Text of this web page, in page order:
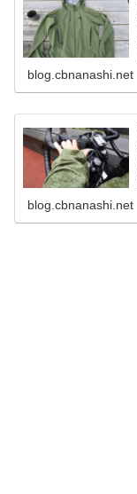
blog.cbnanashi.net
blog.cbnanashi.net